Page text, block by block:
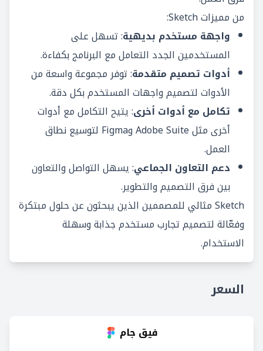
من مميزات Sketch:
واجهة مستخدم بديهية: تسهل على
المستخدمين الجدد التعامل مع البرنامج بكفاءة.
أدوات تصميم متقدمة: توفر مجموعة واسعة من
الأدوات لتصميم واجهات المستخدم بكل دقة.
تكامل مع أدوات أخرى: يتيح التكامل مع أدوات
أخرى مثل Adobe Suite وFigma لتوسيع نطاق
العمل.
دعم التعاون الجماعي: يسهل التواصل والتعاون
بين فرق التصميم والتطوير.
Sketch مثالي للمصممين الذين يبحثون عن حلول مبتكرة
وفعّالة لتصميم تجارب مستخدم جذابة وسهلة
الاستخدام.
السعر
فيق جام